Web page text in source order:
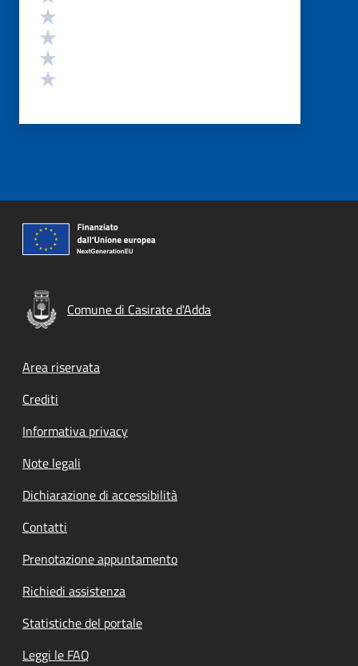
Comune di Casirate d'Adda
Footer menu
Area riservata
Crediti
Informativa privacy
Note legali
Dichiarazione di accessibilità
Contatti
Prenotazione appuntamento
Richiedi assistenza
Statistiche del portale
Leggi le FAQ